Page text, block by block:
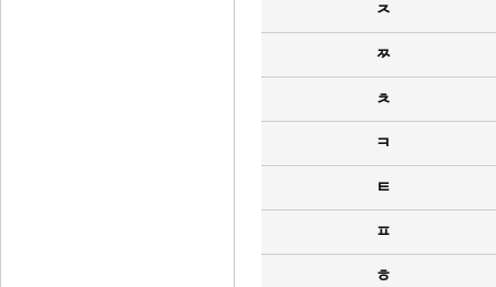
ㅈ
ㅉ
ㅊ
ㅋ
ㅌ
ㅍ
ㅎ